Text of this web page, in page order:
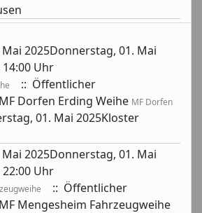
2025Donnerstag, 01. Mai
14:00 Uhr
:: Öffentlicher
Dorfen Erding Weihe MF Dorfen
01. Mai 2025Kloster
2025Donnerstag, 01. Mai
22:00 Uhr
:: Öffentlicher
Mengesheim Fahrzeugweihe